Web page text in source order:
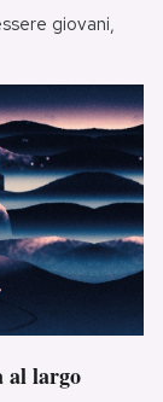
giovani,
al largo